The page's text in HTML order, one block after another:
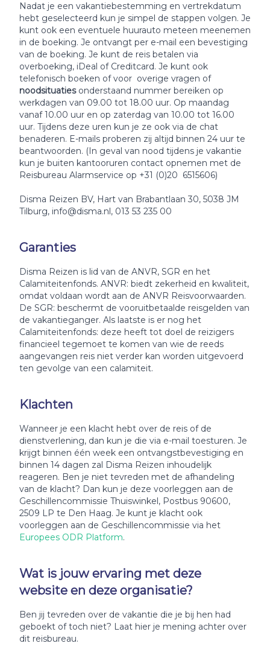
Nadat je een vakantiebestemming en vertrekdatum
hebt geselecteerd kun je simpel de stappen volgen. Je
kunt ook een eventuele huurauto meteen meenemen
in de boeking. Je ontvangt per e-mail een bevestiging
van de boeking. Je kunt de reis betalen via
overboeking, iDeal of Creditcard. Je kunt ook
telefonisch boeken of voor overige vragen of
noodsituaties onderstaand nummer bereiken op
werkdagen van 09.00 tot 18.00 uur. Op maandag
vanaf 10.00 uur en op zaterdag van 10.00 tot 16.00
uur. Tijdens deze uren kun je ze ook via de chat
benaderen. E-mails proberen zij altijd binnen 24 uur te
beantwoorden. (In geval van nood tijdens je vakantie
kun je buiten kantooruren contact opnemen met de
Reisbureau Alarmservice op +31 (0)20 6515606)
Disma Reizen BV, Hart van Brabantlaan 30, 5038 JM
Tilburg, info@disma.nl, 013 53 235 00
Garanties
Disma Reizen is lid van de ANVR, SGR en het
Calamiteitenfonds. ANVR: biedt zekerheid en kwaliteit,
omdat voldaan wordt aan de ANVR Reisvoorwaarden.
De SGR: beschermt de vooruitbetaalde reisgelden van
de vakantieganger. Als laatste is er nog het
Calamiteitenfonds: deze heeft tot doel de reizigers
financieel tegemoet te komen van wie de reeds
aangevangen reis niet verder kan worden uitgevoerd
ten gevolge van een calamiteit.
Klachten
Wanneer je een klacht hebt over de reis of de
dienstverlening, dan kun je die via e-mail toesturen. Je
krijgt binnen één week een ontvangstbevestiging en
binnen 14 dagen zal Disma Reizen inhoudelijk
reageren. Ben je niet tevreden met de afhandeling
van de klacht? Dan kun je deze voorleggen aan de
Geschillencommissie Thuiswinkel, Postbus 90600,
2509 LP te Den Haag. Je kunt je klacht ook
voorleggen aan de Geschillencommissie via het
Europees ODR Platform.
Wat is jouw ervaring met deze
website en deze organisatie?
Ben jij tevreden over de vakantie die je bij hen had
geboekt of toch niet? Laat hier je mening achter over
dit reisbureau.